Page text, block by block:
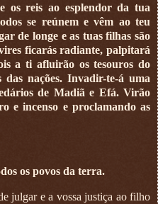
os reis ao esplendor da tua
se reúnem e vêm ao teu
de longe e as tuas filhas são
ficarás radiante, palpitará
a ti afluirão os tesouros do
nações. Invadir-te-á uma
de Madiã e Efá. Virão
e incenso e proclamando as
os povos da terra.
julgar e a vossa justiça ao filho